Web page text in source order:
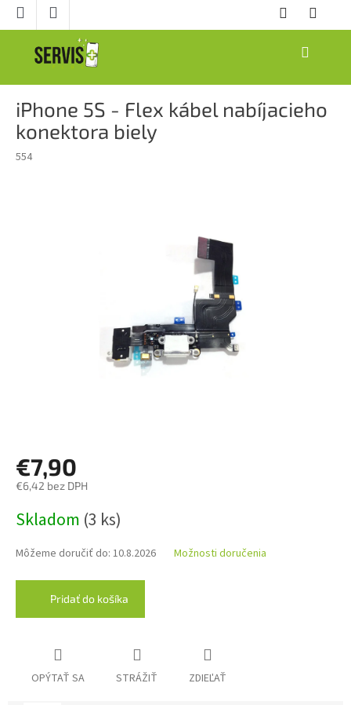
Prejsť
NÁKUPNÝ
iPhone 5S - Flex kábel nabíjacieho
konektora biely
554
€7,90
€6,42 bez DPH
cena:
Skladom (3 ks)
Môžeme doručiť do: 10.8.2026 Možnosti doručenia
Pridať do košíka
OPÝTAŤ SA STRÁŽIŤ ZDIEĽAŤ